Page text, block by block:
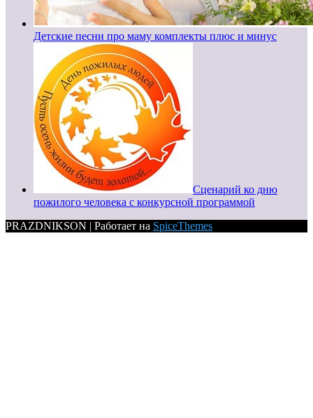
Детские песни про маму комплекты плюс и минус
Сценарий ко дню
пожилого человека с конкурсной программой
PRAZDNIKSON | Работает на SpiceThemes